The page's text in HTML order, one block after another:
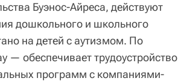
Буэнос-Айреса, действуют
дошкольного и школьного
на детей с аутизмом. По
— обеспечивает трудоустройство
программ с компаниями-